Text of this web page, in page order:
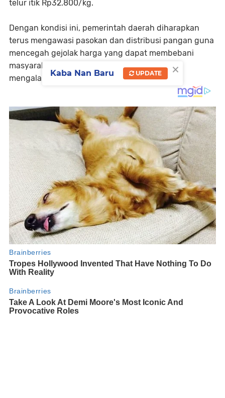
telur itik Rp32.800/kg.
Dengan kondisi ini, pemerintah daerah diharapkan
terus mengawasi pasokan dan distribusi pangan guna
mencegah gejolak harga yang dapat membebani
masyarakat, terutama pada komoditas yang
mengalami lonjakan seperti cabai merah.(*) ×
Kaba Nan Baru UPDATE